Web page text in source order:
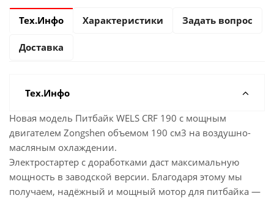
Тех.Инфо Характеристики Задать вопрос
Доставка
Тех.Инфо
Новая модель Питбайк WELS CRF 190 с мощным
двигателем Zongshen объемом 190 см3 на воздушно-
масляным охлаждении.
Электростартер с доработками даст максимальную
мощность в заводской версии. Благодаря этому мы
получаем, надёжный и мощный мотор для питбайка —